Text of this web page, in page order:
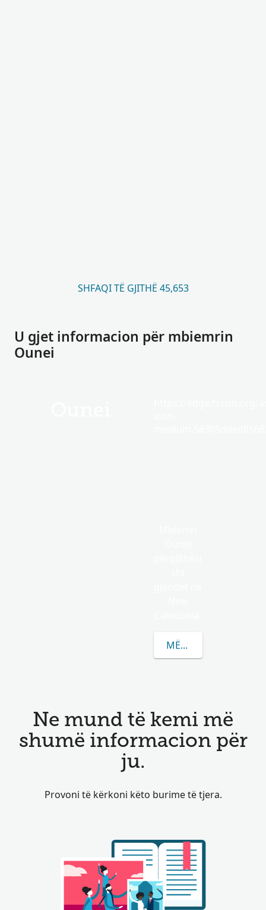
SHFAQI TË GJITHË 45,653
U gjet informacion për mbiemrin
Ounei
MËSONI MË SHUMË
Ne mund të kemi më
shumë informacion për
ju.
Provoni të kërkoni këto burime të tjera.